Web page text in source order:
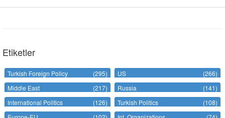
Etiketler
Turkish Foreign Policy (295) US
(266)
Middle East
(217) Russia
(141)
International Politics
(126) Turkish Politics
(108)